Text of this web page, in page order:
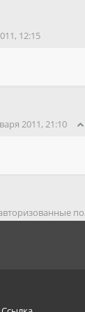
12:15
2011, 21:10